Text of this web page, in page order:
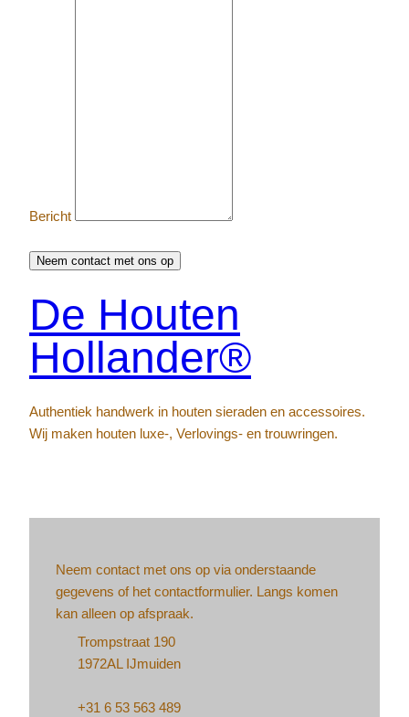
Bericht
Neem contact met ons op
De Houten
Hollander®
Authentiek handwerk in houten sieraden en accessoires.
Wij maken houten luxe-, Verlovings- en trouwringen.
Neem contact met ons op via onderstaande
gegevens of het contactformulier. Langs komen
kan alleen op afspraak.
Trompstraat 190
1972AL IJmuiden
+31 6 53 563 489